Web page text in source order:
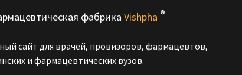
фабрика Vishpha ®
сайт для врачей, провизоров, фармацевтов,
и фармацевтических вузов.